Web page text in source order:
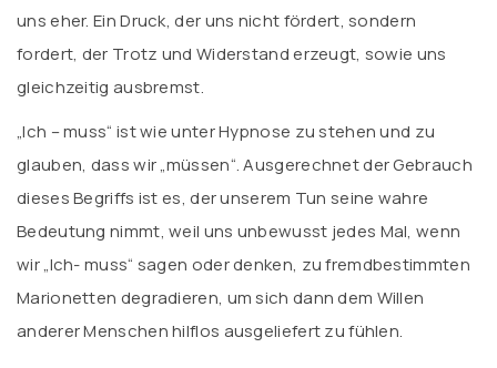
uns eher. Ein Druck, der uns nicht fördert, sondern
fordert, der Trotz und Widerstand erzeugt, sowie uns
gleichzeitig ausbremst.
„Ich – muss“ ist wie unter Hypnose zu stehen und zu
glauben, dass wir „müssen“. Ausgerechnet der Gebrauch
dieses Begriffs ist es, der unserem Tun seine wahre
Bedeutung nimmt, weil uns unbewusst jedes Mal, wenn
wir „Ich- muss“ sagen oder denken, zu fremdbestimmten
Marionetten degradieren, um sich dann dem Willen
anderer Menschen hilflos ausgeliefert zu fühlen.